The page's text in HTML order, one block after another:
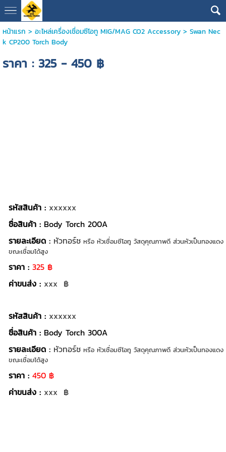
หน้าแรก > อะไหล่เครื่องเชื่อมซีโอทู MIG/MAG CO2 Accessory> Swan Nec
k CP200 Torch Body
ราคา : 325 - 450 ฿
รหัสสินค้า : xxxxxx
ชื่อสินค้า : Body Torch 200A
รายละเอียด : หัวทอร์ช หรือ หัวเชื่อมซีโอทู วัสดุคุณภาพดี ส่วนหัวเป็นทองแด
ขณะเชื่อมได้สูง
ราคา : 325 ฿
ค่าขนส่ง : xxx ฿
รหัสสินค้า : xxxxxx
ชื่อสินค้า : Body Torch 300A
รายละเอียด : หัวทอร์ช หรือ หัวเชื่อมซีโอทู วัสดุคุณภาพดี ส่วนหัวเป็นทองแด
ขณะเชื่อมได้สูง
ราคา : 450 ฿
ค่าขนส่ง : xxx ฿